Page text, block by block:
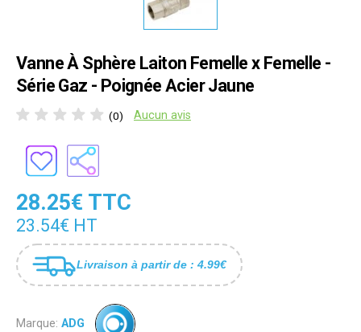
Vanne À Sphère Laiton Femelle x Femelle -
Série Gaz - Poignée Acier Jaune
(0) Aucun avis
28.25€ TTC
23.54€ HT
Livraison à partir de : 4.99€
Marque: ADG